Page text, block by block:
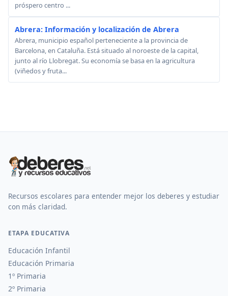
próspero centro ...
Abrera: Información y localización de Abrera
Abrera, municipio español perteneciente a la provincia de
Barcelona, en Cataluña. Está situado al noroeste de la capital,
junto al río Llobregat. Su economía se basa en la agricultura
(viñedos y fruta...
Recursos escolares para entender mejor los deberes y estudiar
con más claridad.
ETAPA EDUCATIVA
Educación Infantil
Educación Primaria
1º Primaria
2º Primaria